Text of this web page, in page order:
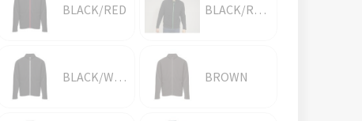
BLACK/RED BLACK/ROYAL
BLACK/WHITE BROWN